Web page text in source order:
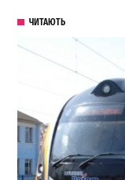
ЧИТАЮТЬ